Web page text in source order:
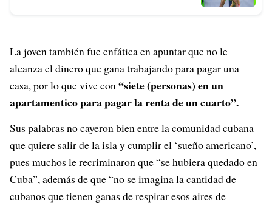
La joven también fue enfática en apuntar que no le
alcanza el dinero que gana trabajando para pagar una
casa, por lo que vive con“siete (personas) en un
apartamentico para pagar la renta de un cuarto”.
Sus palabras no cayeron bien entre la comunidad cubana
que quiere salir de la isla y cumplir el ‘sueño americano’,
pues muchos le recriminaron que “se hubiera quedado en
Cuba”, además de que “no se imagina la cantidad de
cubanos que tienen ganas de respirar esos aires de